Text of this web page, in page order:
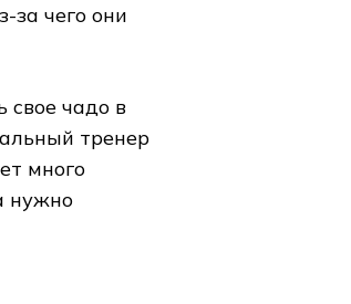
за чего они
свое чадо в
тренер
много
нужно